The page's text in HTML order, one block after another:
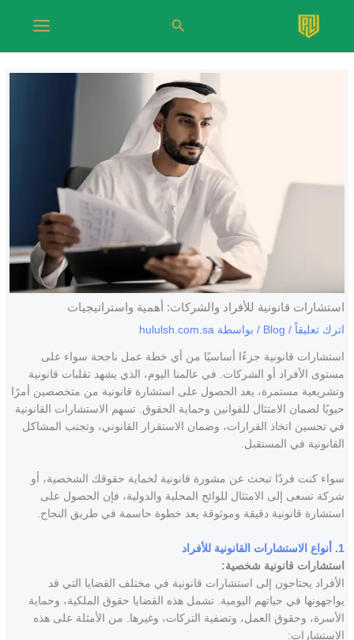
البحث
استشارات قانونية للأفراد والشركات: أهمية واستراتيجيات
اترك تعليقاً /
Blog / بواسطة hululsh.com.sa
استشارات قانونية جزءًا أساسيًا من أي خطة عمل ناجحة سواء على
مستوى الأفراد أو الشركات. في عالمنا اليوم، الذي يشهد تقلبات قانونية
وتشريعية مستمرة، يعد الحصول على استشارة قانونية من متخصصين أمرًا
حيويًا لضمان الامتثال للقوانين وحماية الحقوق. تسهم الاستشارات القانونية
في تحسين اتخاذ القرارات، وضمان الاستقرار القانوني، وتجنب المشاكل
القانونية في المستقبل.
سواء كنت فردًا تبحث عن مشورة قانونية لحماية حقوقك الشخصية، أو
شركة تسعى إلى الامتثال للوائح المحلية والدولية، فإن الحصول على
استشارة قانونية دقيقة وموثوقة يعد خطوة حاسمة في طريق النجاح.
1. أنواع الاستشارات القانونية للأفراد
استشارات قانونية شخصية:
الأفراد يحتاجون إلى استشارات قانونية في مختلف القضايا التي قد
يواجهونها في حياتهم اليومية. تشمل هذه القضايا حقوق الملكية، وحماية
الأسرة، وحقوق العمل، وتصفية التركات، وغيرها. من الأمثلة على هذه
الاستشارات: